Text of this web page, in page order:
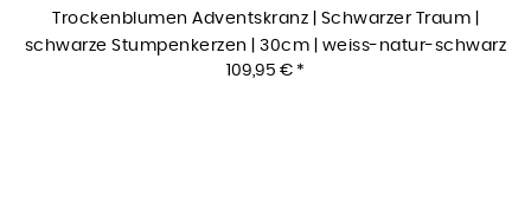
Trockenblumen Adventskranz | Schwarzer Traum |
schwarze Stumpenkerzen | 30cm | weiss-natur-schwarz
109,95 € *